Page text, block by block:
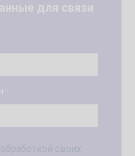
для связи
обработкой своих